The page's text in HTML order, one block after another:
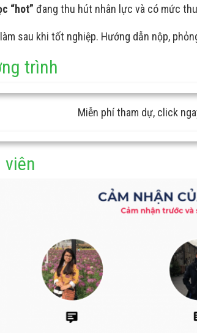
“hot” đang thu hút nhân lực và có mức
sau khi tốt nghiệp. Hướng dẫn nộp,
trình
Miễn phí tham dự, click
viên